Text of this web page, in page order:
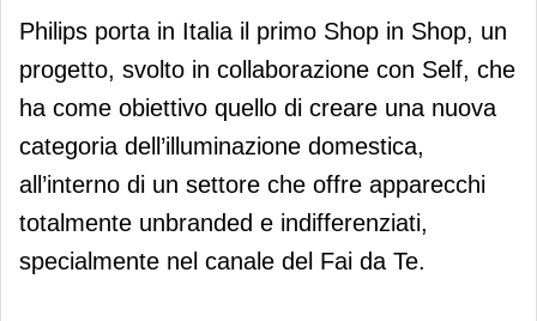
Philips inaugura il primo Shop In Shop
d’Italia
Philips porta in Italia il primo Shop in Shop, un
progetto, svolto in collaborazione con Self, che
ha come obiettivo quello di creare una nuova
categoria dell’illuminazione domestica,
all’interno di un settore che offre apparecchi
totalmente unbranded e indifferenziati,
specialmente nel canale del Fai da Te.